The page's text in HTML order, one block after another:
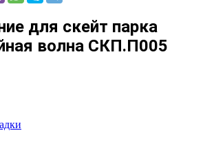
для скейт парка
волна СКП.П005